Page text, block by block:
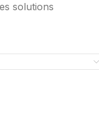
solutions